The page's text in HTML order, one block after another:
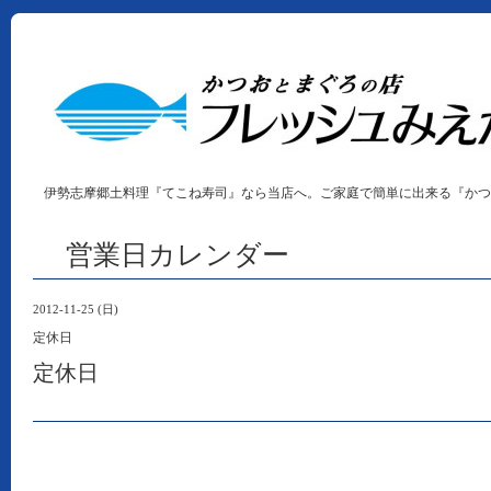
伊勢志摩郷土料理『てこね寿司』なら当店へ。ご家庭で簡単に出来る『か
営業日カレンダー
2012-11-25 (日)
定休日
定休日